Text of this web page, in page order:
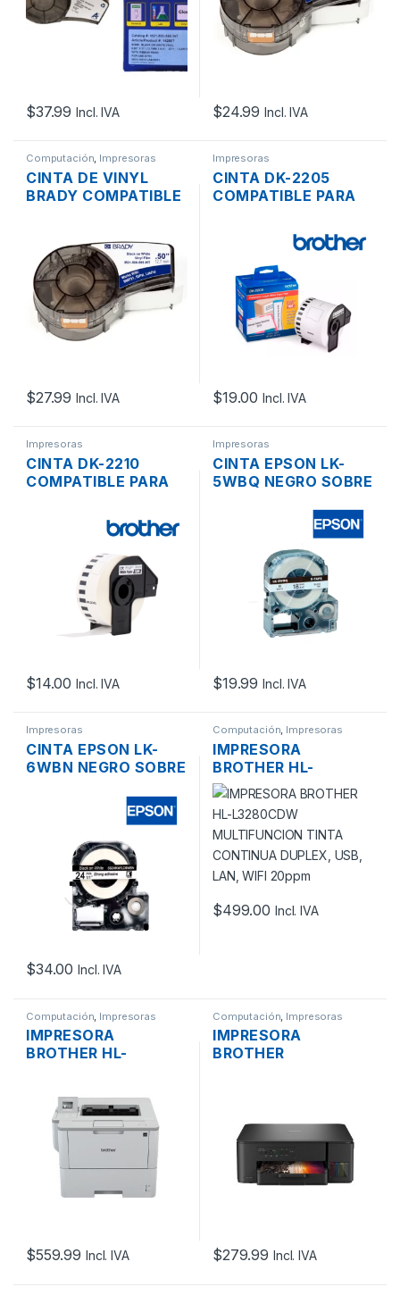
$37.99 Incl. IVA $24.99 Incl. IVA
Computación, Impresoras
CINTA DE VINYL
BRADY COMPATIBLE
BLANCO DE 19.0MM
6.4MTS.
$27.99 Incl. IVA
Impresoras
CINTA DK-2205
COMPATIBLE PARA
ETIQUETAS
BROTHER QL-
800/QL-1050N 62MM
X 30MTS
$19.00 Incl. IVA
Impresoras
CINTA DK-2210
COMPATIBLE PARA
ETIQUETAS
BROTHER QL-
800/QL-1050N 29MM
X 30MTS
$14.00 Incl. IVA
Impresoras
CINTA EPSON LK-
5WBQ NEGRO SOBRE
5MTS. PARA LW-400
$19.99 Incl. IVA
Impresoras
CINTA EPSON LK-
6WBN NEGRO SOBRE
9MTS. PARA LW-
$34.00 Incl. IVA
Computación, Impresoras
IMPRESORA
BROTHER HL-
L3280CDW
MULTIFUNCION
TINTA CONTINUA
DUPLEX, USB, LAN,
WIFI 20PPM
$499.00 Incl. IVA
Computación Impresoras
IMPRESORA
BROTHER HL-
MONOCROMO,
DUPLEX
AUTOMÁTICO, USB,
LAN, WIFI, HASTA 50
$559.99 Incl. IVA
Computación Impresoras
IMPRESORA
BROTHER
TINTA CONTINUA,
WIFI, USB
$279.99 Incl. IVA